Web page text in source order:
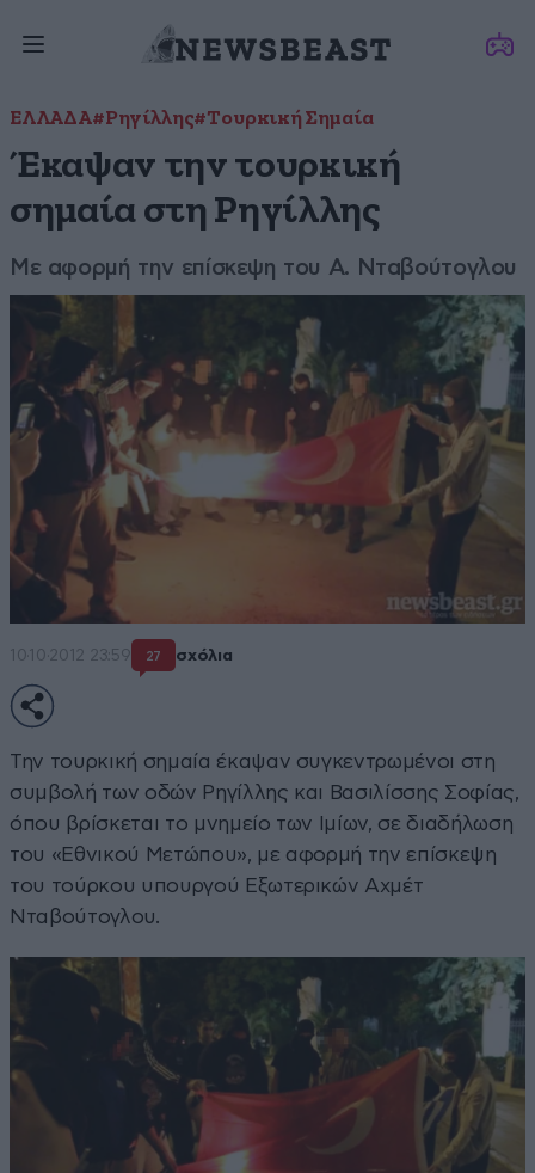
ΕΛΛΑΔΑ#Ρηγίλλης#Τουρκική Σημαία
Έκαψαν την τουρκική
σημαία στη Ρηγίλλης
Με αφορμή την επίσκεψη του Α. Νταβούτογλου
10·10·2012 23:59 27 σχόλια
Την τουρκική σημαία έκαψαν συγκεντρωμένοι στη
συμβολή των οδών Ρηγίλλης και Βασιλίσσης Σοφίας,
όπου βρίσκεται το μνημείο των Ιμίων, σε διαδήλωση
του «Εθνικού Μετώπου», με αφορμή την επίσκεψη
του τούρκου υπουργού Εξωτερικών Αχμέτ
Νταβούτογλου.